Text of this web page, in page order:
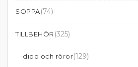
SOPPA(74)
TILLBEHÖR (325)
dipp och röror(129)